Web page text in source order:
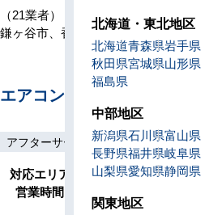
（21業者）： 千葉市、船橋市、松戸
鎌ヶ谷市、香取市、君津市
エアコンセンターAC 千葉
アフターサービス 土日祝工事 工事保
対応エリア
茂原市、佐倉市、東金
営業時間
北海道・東北地区
北海道青森県岩手県
秋田県宮城県山形県
福島県
中部地区
新潟県石川県富山県
長野県福井県岐阜県
山梨県愛知県静岡県
関東地区